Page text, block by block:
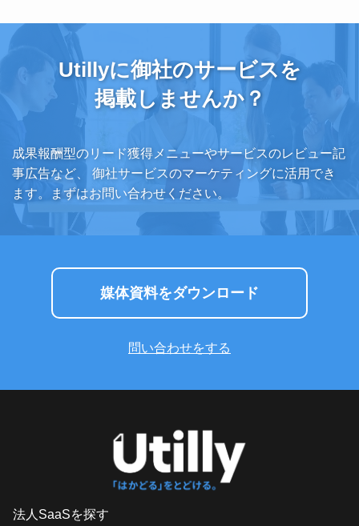
Utillyに御社のサービスを
掲載しませんか？
成果報酬型のリード獲得メニューやサービスのレビュー記
事広告など、
御社サービスのマーケティングに活用でき
ます。まずはお問い合わせください。
媒体資料をダウンロード
問い合わせをする
法人SaaSを探す